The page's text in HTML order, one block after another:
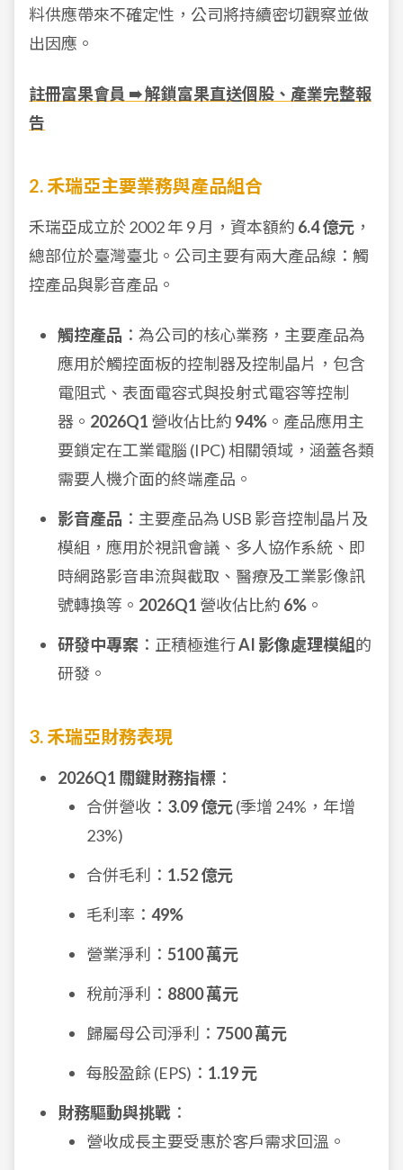
料供應帶來不確定性，公司將持續密切觀察並做
出因應。
註冊富果會員 ➠ 解鎖富果直送個股、產業完整報
告
2. 禾瑞亞主要業務與產品組合
禾瑞亞成立於 2002 年 9 月，資本額約 6.4 億元 ，
總部位於臺灣臺北。公司主要有兩大產品線：觸
控產品與影音產品。
觸控產品 ：為公司的核心業務，主要產品為
應用於觸控面板的控制器及控制晶片，包含
電阻式、表面電容式與投射式電容等控制
器。 2026Q1 營收佔比約 94% 。產品應用主
要鎖定在工業電腦 (IPC) 相關領域，涵蓋各類
需要人機介面的終端產品。
影音產品 ：主要產品為 USB 影音控制晶片及
模組，應用於視訊會議、多人協作系統、即
時網路影音串流與截取、醫療及工業影像訊
號轉換等。 2026Q1 營收佔比約 6% 。
研發中專案 ：正積極進行AI 影像處理模組 的
研發。
3. 禾瑞亞財務表現
2026Q1 關鍵財務指標 ：
合併營收： 3.09 億元(季增 24%，年增
23%)
合併毛利： 1.52 億元
毛利率： 49%
營業淨利： 5100 萬元
稅前淨利： 8800 萬元
歸屬母公司淨利： 7500 萬元
每股盈餘 (EPS)： 1.19 元
財務驅動與挑戰 ：
營收成長主要受惠於客戶需求回溫。